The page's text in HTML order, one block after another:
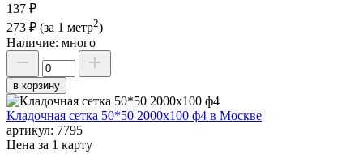
137 ₽
273 ₽ (за 1 метр2)
Наличие: много
в корзину
Кладочная сетка 50*50 2000х100 ф4 в Москве
артикул: 7795
Цена за 1 карту